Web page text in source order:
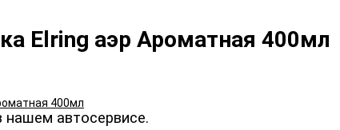
Elring аэр Ароматная 400мл
нашем автосервисе.